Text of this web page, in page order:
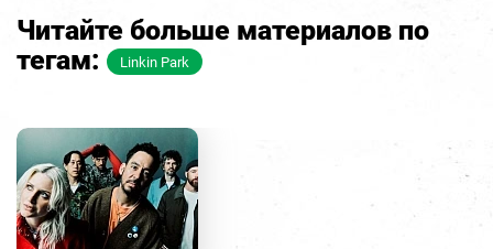
Читайте больше материалов по
тегам:
Linkin Park